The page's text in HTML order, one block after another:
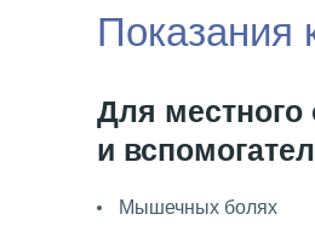
Показания
Для местного
и
Мышечных болях